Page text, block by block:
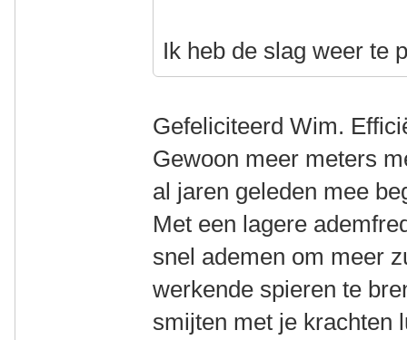
Ik heb de slag weer te
Gefeliciteerd Wim.
Gewoon meer meters
al jaren geleden mee
Met een lagere
snel ademen om meer
werkende spieren te
smijten met je krachten